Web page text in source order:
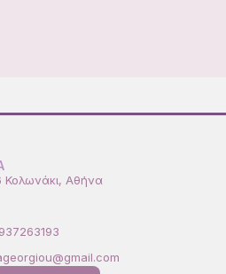
Κολωνάκι, Αθήνα